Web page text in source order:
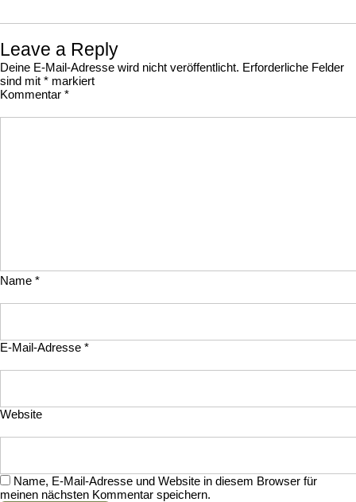
Leave a Reply
Deine E-Mail-Adresse wird nicht veröffentlicht. Erforderliche Felder
sind mit * markiert
Kommentar *
Name *
E-Mail-Adresse *
Website
Name, E-Mail-Adresse und Website in diesem Browser für
meinen nächsten Kommentar speichern.